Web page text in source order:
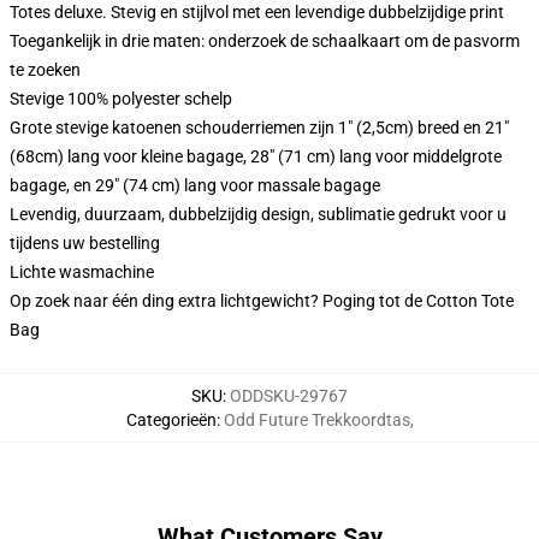
Totes deluxe. Stevig en stijlvol met een levendige dubbelzijdige print
Toegankelijk in drie maten: onderzoek de schaalkaart om de pasvorm
te zoeken
Stevige 100% polyester schelp
Grote stevige katoenen schouderriemen zijn 1" (2,5cm) breed en 21"
(68cm) lang voor kleine bagage, 28" (71 cm) lang voor middelgrote
bagage, en 29" (74 cm) lang voor massale bagage
Levendig, duurzaam, dubbelzijdig design, sublimatie gedrukt voor u
tijdens uw bestelling
Lichte wasmachine
Op zoek naar één ding extra lichtgewicht? Poging tot de Cotton Tote
Bag
SKU:ODDSKU-29767
Categorieën:Odd Future Trekkoordtas,